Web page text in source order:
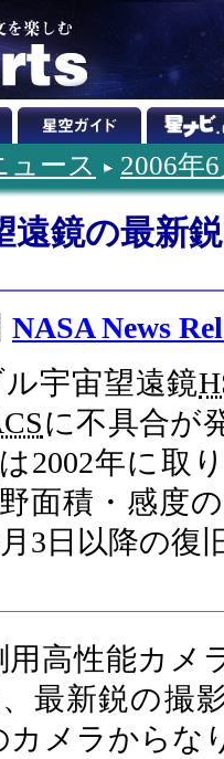
ュース 2006年
遠鏡の最新
NASA News
宇宙望遠鏡
に不具合が
は2002年に取
面積・感度
3日以降の復
用高性能カメ
最新鋭の撮
カメラからな